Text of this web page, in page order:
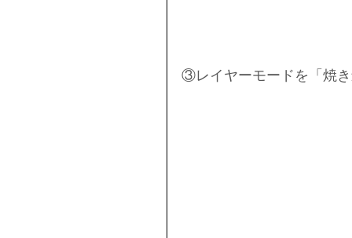
③レイヤーモードを「焼